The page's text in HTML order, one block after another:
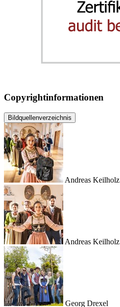
Copyrightinformationen
Bildquellenverzeichnis
Andreas Keilholz
Andreas Keilholz
Georg Drexel